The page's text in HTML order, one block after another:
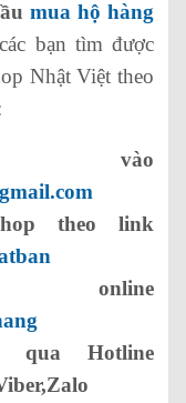
mua hộ hàng
bạn tìm được
Nhật Việt theo
vào
theo link
qua Hotline